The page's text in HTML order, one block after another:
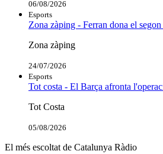
06/08/2026
Esports
Zona zàping - Ferran dona el
Zona zàping
24/07/2026
Esports
Tot costa - El Barça afronta
Tot Costa
05/08/2026
El més escoltat de Catalunya Ràdio